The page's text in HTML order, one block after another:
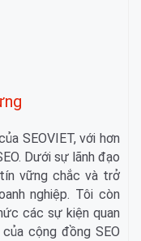
SEOVIET, với hơn
Dưới sự lãnh đạo
vững chắc và trở
nghiệp. Tôi còn
các sự kiện quan
cộng đồng SEO